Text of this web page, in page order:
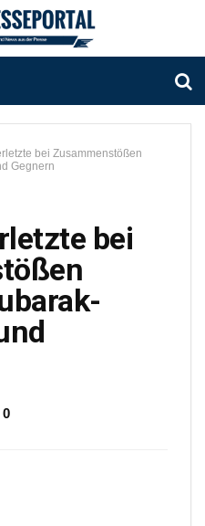
bei Zusammenstößen
Gegnern
bei
0